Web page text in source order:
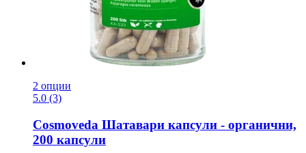
2 опции
5.0 (3)
Cosmoveda Шатавари капсули -​ органични,
200 капсули